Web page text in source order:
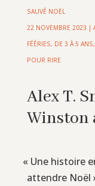
SAUVÉ NOËL
22 NOVEMBRE 2023 |
FÉÉRIES, DE 3 À 5 ANS,
POUR RIRE
Alex T.
Winston
« Une histoire
attendre Noël